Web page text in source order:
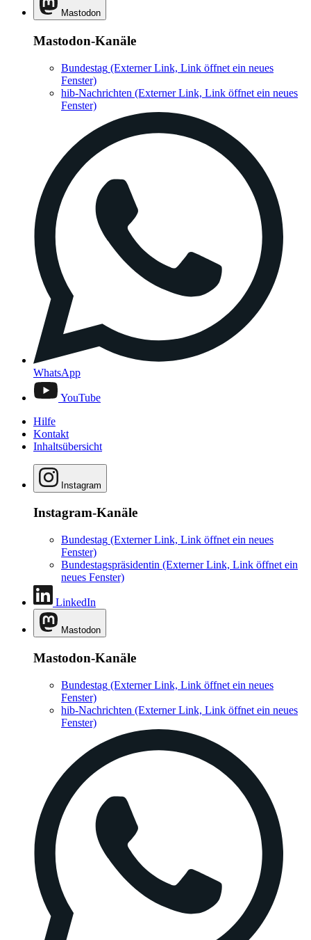
Mastodon
Mastodon-Kanäle
Bundestag (Externer Link, Link öffnet ein neues
Fenster)
hib-Nachrichten (Externer Link, Link öffnet ein neues
Fenster)
WhatsApp
YouTube
Hilfe
Kontakt
Inhaltsübersicht
Instagram
Instagram-Kanäle
Bundestag (Externer Link, Link öffnet ein neues
Fenster)
Bundestagspräsidentin (Externer Link, Link öffnet ein
neues Fenster)
LinkedIn
Mastodon
Mastodon-Kanäle
Bundestag (Externer Link, Link öffnet ein neues
Fenster)
hib-Nachrichten (Externer Link, Link öffnet ein neues
Fenster)